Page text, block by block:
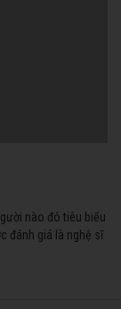
nào đó tiêu biểu
đánh giá là nghệ sĩ